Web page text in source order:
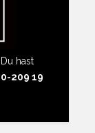
Du hast
209 19